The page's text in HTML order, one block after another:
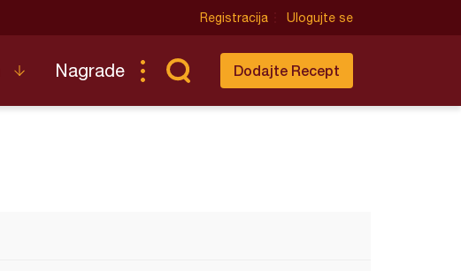
Registracija Ulogujte se
Nagrade Dodajte Recept